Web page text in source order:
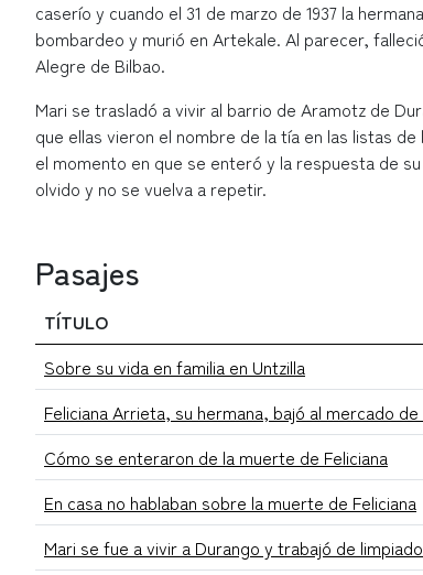
caserío y cuando el 31 de marzo de 1937 la
bombardeo y murió en Artekale. Al parecer,
Alegre de Bilbao.
Mari se trasladó a vivir al barrio de Aramotz de
que ellas vieron el nombre de la tía en las listas
el momento en que se enteró y la respuesta de
olvido y no se vuelva a repetir.
Pasajes
TÍTULO
Sobre su vida en familia en Untzilla
Feliciana Arrieta, su hermana, bajó al mercado
Cómo se enteraron de la muerte de Feliciana
En casa no hablaban sobre la muerte de Feliciana
Mari se fue a vivir a Durango y trabajó de